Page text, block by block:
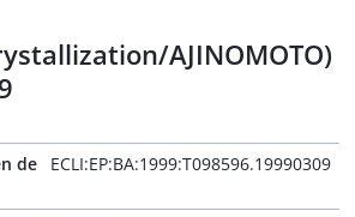
AJINOMOTO)
de
ECLI:EP:BA:1999:T098596.19990309